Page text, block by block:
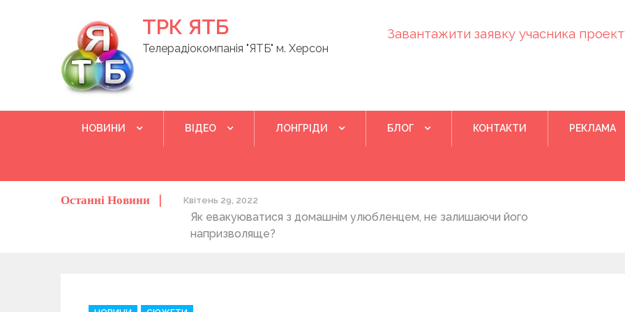
ТРК ЯТБ
Телерадіокомпанія "ЯТБ" м. Херсон
Завантажити заявку учасника
НОВИНИ ВІДЕО ЛОНГРІДИ БЛОГ КОНТАКТИ РЕКЛАМА
Останні Новини
та жителів області Квітень 29, 2022
Як евакуюватися з домашнім улюбленцем, не залишаючи його
напризволяще?
C